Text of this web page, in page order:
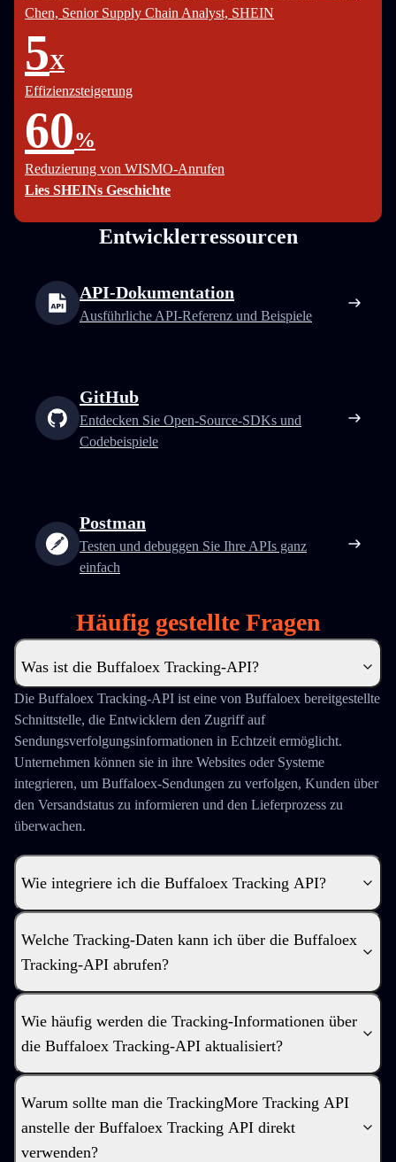
Chen, Senior Supply Chain Analyst, SHEIN
5X
Effizienzsteigerung
60%
Reduzierung von WISMO-Anrufen
Lies SHEINs Geschichte
Entwicklerressourcen
API-Dokumentation
Ausführliche API-Referenz und Beispiele
GitHub
Entdecken Sie Open-Source-SDKs und
Codebeispiele
Postman
Testen und debuggen Sie Ihre APIs ganz
einfach
Häufig gestellte Fragen
Was ist die Buffaloex Tracking-API?
Die Buffaloex Tracking-API ist eine von Buffaloex bereitgestellte
Schnittstelle, die Entwicklern den Zugriff auf
Sendungsverfolgungsinformationen in Echtzeit ermöglicht.
Unternehmen können sie in ihre Websites oder Systeme
integrieren, um Buffaloex-Sendungen zu verfolgen, Kunden über
den Versandstatus zu informieren und den Lieferprozess zu
überwachen.
Wie integriere ich die Buffaloex Tracking API?
Welche Tracking-Daten kann ich über die Buffaloex
Tracking-API abrufen?
Wie häufig werden die Tracking-Informationen über
die Buffaloex Tracking-API aktualisiert?
Warum sollte man die TrackingMore Tracking API
anstelle der Buffaloex Tracking API direkt
verwenden?